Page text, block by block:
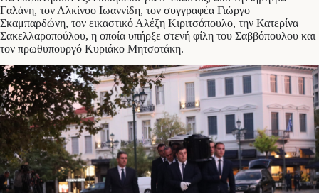
Γαλάνη, τον Αλκίνοο Ιωαννίδη, τον συγγραφέα Γιώργο
Σκαμπαρδώνη, τον εικαστικό Αλέξη Κιριτσόπουλο, την Κατερίνα
Σακελλαροπούλου, η οποία υπήρξε στενή φίλη του Σαββόπουλου και
τον πρωθυπουργό Κυριάκο Μητσοτάκη.